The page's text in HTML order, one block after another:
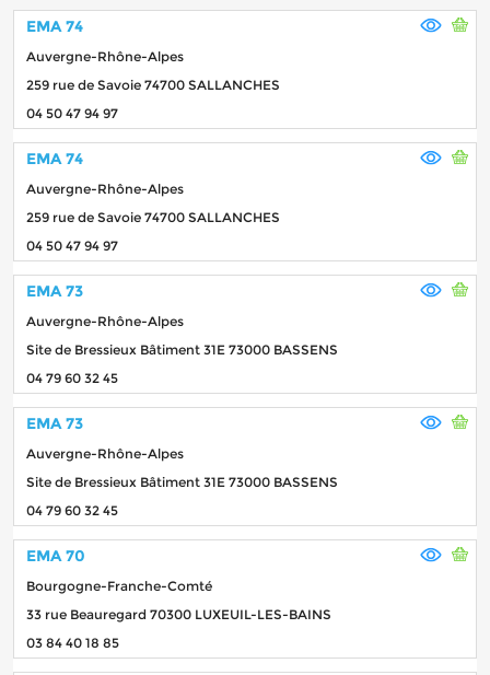
EMA 74
Auvergne-Rhône-Alpes
259 rue de Savoie 74700 SALLANCHES
04 50 47 94 97
EMA 74
Auvergne-Rhône-Alpes
259 rue de Savoie 74700 SALLANCHES
04 50 47 94 97
EMA 73
Auvergne-Rhône-Alpes
Site de Bressieux Bâtiment 31E 73000 BASSENS
04 79 60 32 45
EMA 73
Auvergne-Rhône-Alpes
Site de Bressieux Bâtiment 31E 73000 BASSENS
04 79 60 32 45
EMA 70
Bourgogne-Franche-Comté
33 rue Beauregard 70300 LUXEUIL-LES-BAINS
03 84 40 18 85